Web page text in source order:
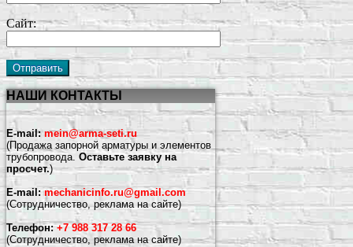
Сайт:
НАШИ КОНТАКТЫ
E-mail: mein@arma-seti.ru
(Продажа запорной арматуры и элементов
трубопровода. Оставьте заявку на
просчет.)
E-mail: mechanicinfo.ru@gmail.com
(Сотрудничество, реклама на сайте)
Телефон: +7 988 317 28 66
(Сотрудничество, реклама на сайте)